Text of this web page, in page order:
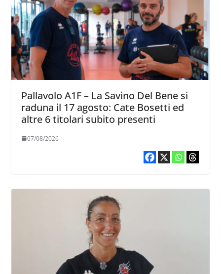
Pallavolo A1F – La Savino Del Bene si
raduna il 17 agosto: Cate Bosetti ed
altre 6 titolari subito presenti
07/08/2026